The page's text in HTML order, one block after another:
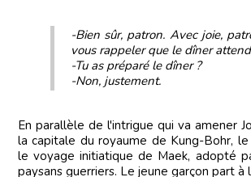
-Bien sûr, patron. Avec joie,
vous rappeler que le dîner
-Tu as préparé le dîner ?
-Non, justement.
En parallèle de l'intrigue qui va amener
la capitale du royaume de Kung-Bohr,
le voyage initiatique de Maek, adopté
paysans guerriers. Le jeune garçon part à